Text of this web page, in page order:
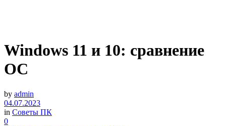
Windows 11 и 10: сравнение
ОС
by admin
04.07.2023
in Советы ПК
0